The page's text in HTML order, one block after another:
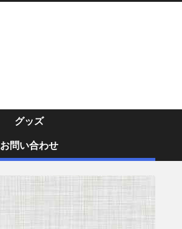
グッズ
お問い合わせ